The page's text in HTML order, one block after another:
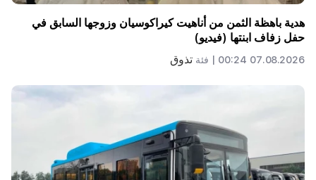
هدية باهظة الثمن من أناهيت كيراكوسيان وزوجها السابق في
حفل زفاف ابنتها (فيديو)
07.08.2026 00:24 | فئة تذوق